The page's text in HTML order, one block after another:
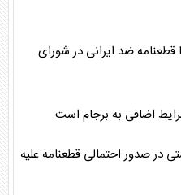
قطعنامه ضد ایرانی در شورای
اضافی به برجام است
در صدور احتمالی قطعنامه علیه